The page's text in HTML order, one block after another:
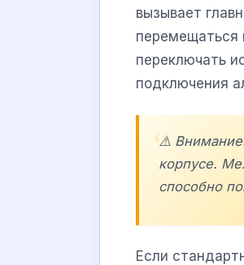
вызывает
перемещаться
переключать
подключения
⚠️ Внимание:
корпусе.
способно
Если